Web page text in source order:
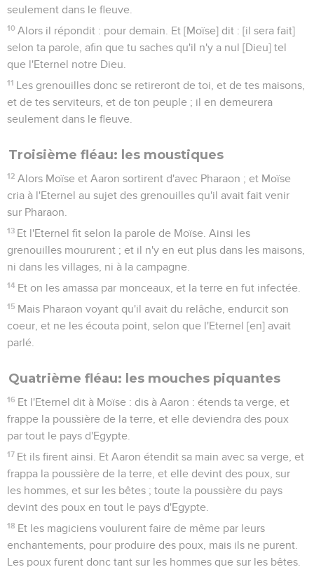
seulement dans le fleuve.
10 Alors il répondit : pour demain. Et [Moïse] dit : [il sera fait]
selon ta parole, afin que tu saches qu'il n'y a nul [Dieu] tel
que l'Eternel notre Dieu.
11 Les grenouilles donc se retireront de toi, et de tes maisons,
et de tes serviteurs, et de ton peuple ; il en demeurera
seulement dans le fleuve.
Troisième fléau: les moustiques
12 Alors Moïse et Aaron sortirent d'avec Pharaon ; et Moïse
cria à l'Eternel au sujet des grenouilles qu'il avait fait venir
sur Pharaon.
13 Et l'Eternel fit selon la parole de Moïse. Ainsi les
grenouilles moururent ; et il n'y en eut plus dans les maisons,
ni dans les villages, ni à la campagne.
14 Et on les amassa par monceaux, et la terre en fut infectée.
15 Mais Pharaon voyant qu'il avait du relâche, endurcit son
coeur, et ne les écouta point, selon que l'Eternel [en] avait
parlé.
Quatrième fléau: les mouches piquantes
16 Et l'Eternel dit à Moïse : dis à Aaron : étends ta verge, et
frappe la poussière de la terre, et elle deviendra des poux
par tout le pays d'Egypte.
17 Et ils firent ainsi. Et Aaron étendit sa main avec sa verge, et
frappa la poussière de la terre, et elle devint des poux, sur
les hommes, et sur les bêtes ; toute la poussière du pays
devint des poux en tout le pays d'Egypte.
18 Et les magiciens voulurent faire de même par leurs
enchantements, pour produire des poux, mais ils ne purent.
Les poux furent donc tant sur les hommes que sur les bêtes.